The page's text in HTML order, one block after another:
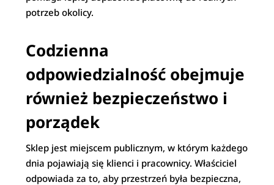
potrzeb okolicy.
Codzienna
odpowiedzialność obejmuje
również bezpieczeństwo i
porządek
Sklep jest miejscem publicznym, w którym każdego
dnia pojawiają się klienci i pracownicy. Właściciel
odpowiada za to, aby przestrzeń była bezpieczna,